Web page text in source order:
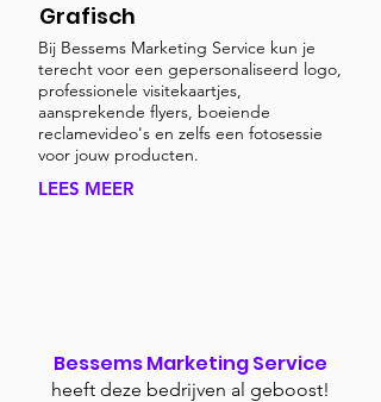
Grafisch
Bij Bessems Marketing Service kun je
terecht voor een gepersonaliseerd logo,
professionele visitekaartjes,
aansprekende flyers, boeiende
reclamevideo's en zelfs een fotosessie
voor jouw producten.
LEES MEER
Bessems Marketing Service
heeft deze bedrijven al geboost!